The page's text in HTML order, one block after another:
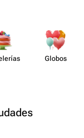
Globos